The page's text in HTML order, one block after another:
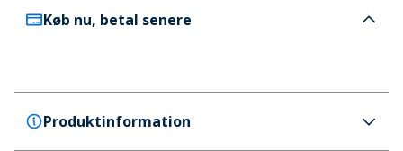
Køb nu, betal senere
Produktinformation